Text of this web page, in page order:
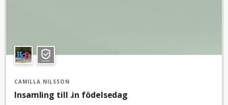
CAMILLA NILSSON
Insamling till .in födelsedag